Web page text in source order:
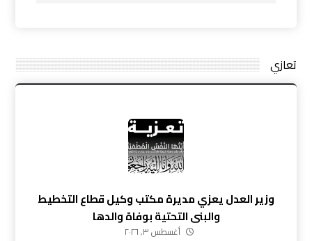
تعازي
وزير العدل يعزي مديرة مكتب وكيل قطاع التخطيط
والبنى التحتية بوفاة والدها
أغسطس ٣, ٢٠٢٦